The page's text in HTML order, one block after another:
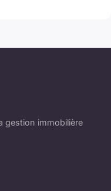
gestion immobilière